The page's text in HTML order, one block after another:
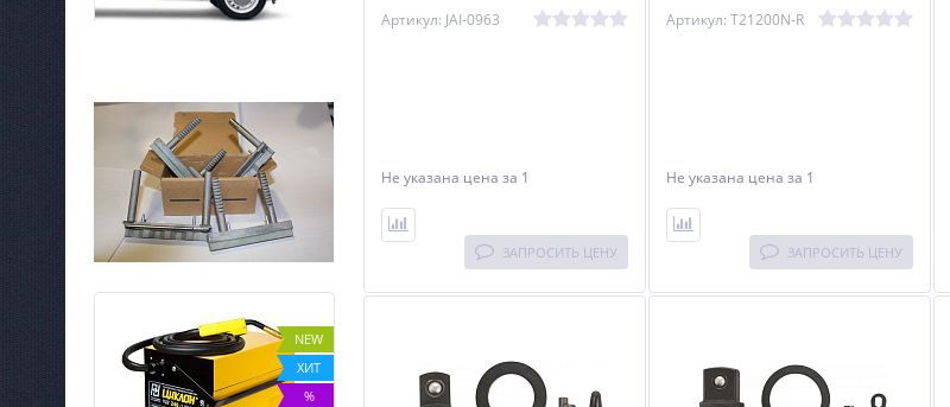
NEW
ХИТ
%
ХИТ
%
ХИТ
Артикул: JAI-0963
Не указана цена за 1
ЗАПРОСИТЬ ЦЕНУ
Артикул: T21200N-R
Не указана цена за 1
ЗАПРОСИТЬ ЦЕНУ